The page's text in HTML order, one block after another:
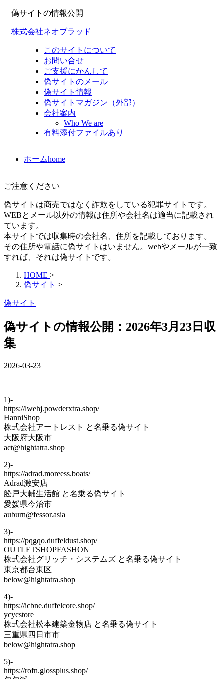
偽サイトの情報公開
株式会社ネオブラッド
このサイトについて
お問い合せ
ご支援にかんして
偽サイトのメール
偽サイト情報
偽サイトマガジン（外部）
会社案内
Who We are
有料添付ファイルあり
ホームhome
ご注意ください
偽サイトは商売ではなく詐欺をしている犯罪サイトです。
WEBとメール以外の情報は住所や会社名は適当に記載され
ています。
本サイトでは収集時の会社名、住所を記載しております。
その住所や電話に偽サイトはいません。webやメールが一致
すれば、それは偽サイトです。
HOME >
偽サイト >
偽サイト
偽サイトの情報公開：2026年3月23日収
集
2026-03-23
1)-
https://lwehj.powderxtra.shop/
HanniShop
株式会社アートレスト と名乗る偽サイト
大阪府大阪市
act@hightatra.shop
2)-
https://adrad.moreess.boats/
Adrad激安店
舩戸大輔生活館 と名乗る偽サイト
愛媛県今治市
auburn@fessor.asia
3)-
https://pqgqo.duffeldust.shop/
OUTLETSHOPFASHON
株式会社グリッチ・システムズ と名乗る偽サイト
東京都台東区
below@hightatra.shop
4)-
https://icbne.duffelcore.shop/
ycycstore
株式会社松本建築金物店 と名乗る偽サイト
三重県四日市市
below@hightatra.shop
5)-
https://rofn.glossplus.shop/